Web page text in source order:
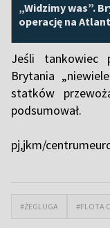
„Widzimy was”.
operację na
Jeśli tankowiec
Brytania
statków
podsumował.
pj,jkm/
#ŻEGLUGA #FLOTA